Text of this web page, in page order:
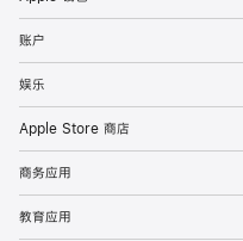
账户
娱乐
Apple Store 商店
商务应用
教育应用